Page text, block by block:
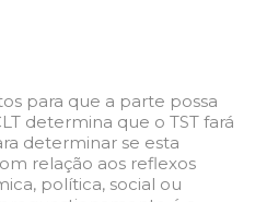
para que a parte possa
determina que o TST fará
determinar se esta
relação aos reflexos
política, social ou